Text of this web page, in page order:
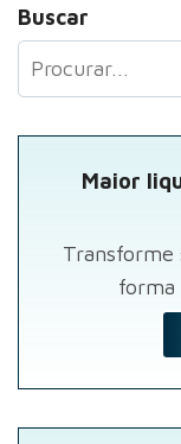
Buscar
Maior
Transforme
forma